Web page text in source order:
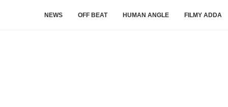
NEWS OFF BEAT HUMAN ANGLE FILMY ADDA